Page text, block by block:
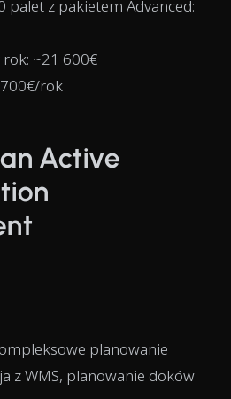
palet z pakietem Advanced:
~21 600€
rok
Active
planowanie
z WMS, planowanie doków